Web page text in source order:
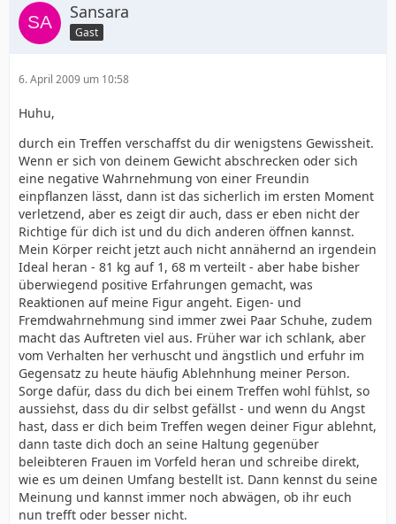
Sansara
Gast
6. April 2009 um 10:58
Huhu,
durch ein Treffen verschaffst du dir wenigstens Gewissheit.
Wenn er sich von deinem Gewicht abschrecken oder sich
eine negative Wahrnehmung von einer Freundin
einpflanzen lässt, dann ist das sicherlich im ersten Moment
verletzend, aber es zeigt dir auch, dass er eben nicht der
Richtige für dich ist und du dich anderen öffnen kannst.
Mein Körper reicht jetzt auch nicht annähernd an irgendein
Ideal heran - 81 kg auf 1, 68 m verteilt - aber habe bisher
überwiegend positive Erfahrungen gemacht, was
Reaktionen auf meine Figur angeht. Eigen- und
Fremdwahrnehmung sind immer zwei Paar Schuhe, zudem
macht das Auftreten viel aus. Früher war ich schlank, aber
vom Verhalten her verhuscht und ängstlich und erfuhr im
Gegensatz zu heute häufig Ablehnhung meiner Person.
Sorge dafür, dass du dich bei einem Treffen wohl fühlst, so
aussiehst, dass du dir selbst gefällst - und wenn du Angst
hast, dass er dich beim Treffen wegen deiner Figur ablehnt,
dann taste dich doch an seine Haltung gegenüber
beleibteren Frauen im Vorfeld heran und schreibe direkt,
wie es um deinen Umfang bestellt ist. Dann kennst du seine
Meinung und kannst immer noch abwägen, ob ihr euch
nun trefft oder besser nicht.